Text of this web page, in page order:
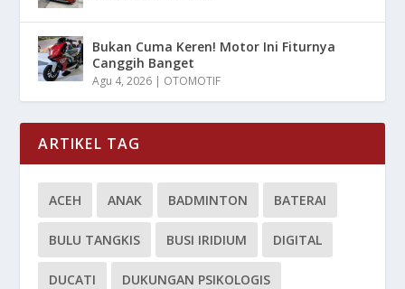
Bukan Cuma Keren! Motor Ini Fiturnya
Canggih Banget
Agu 4, 2026 | OTOMOTIF
ARTIKEL TAG
ACEH ANAK BADMINTON BATERAI
BULU TANGKIS BUSI IRIDIUM DIGITAL
DUCATI DUKUNGAN PSIKOLOGIS